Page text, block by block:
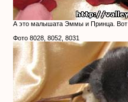
А это малышата Эммы и Принца. Вот
Фото 8028, 8052, 8031